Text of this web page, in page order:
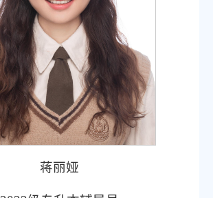
蒋丽娅